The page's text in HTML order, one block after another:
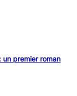
un premier roman